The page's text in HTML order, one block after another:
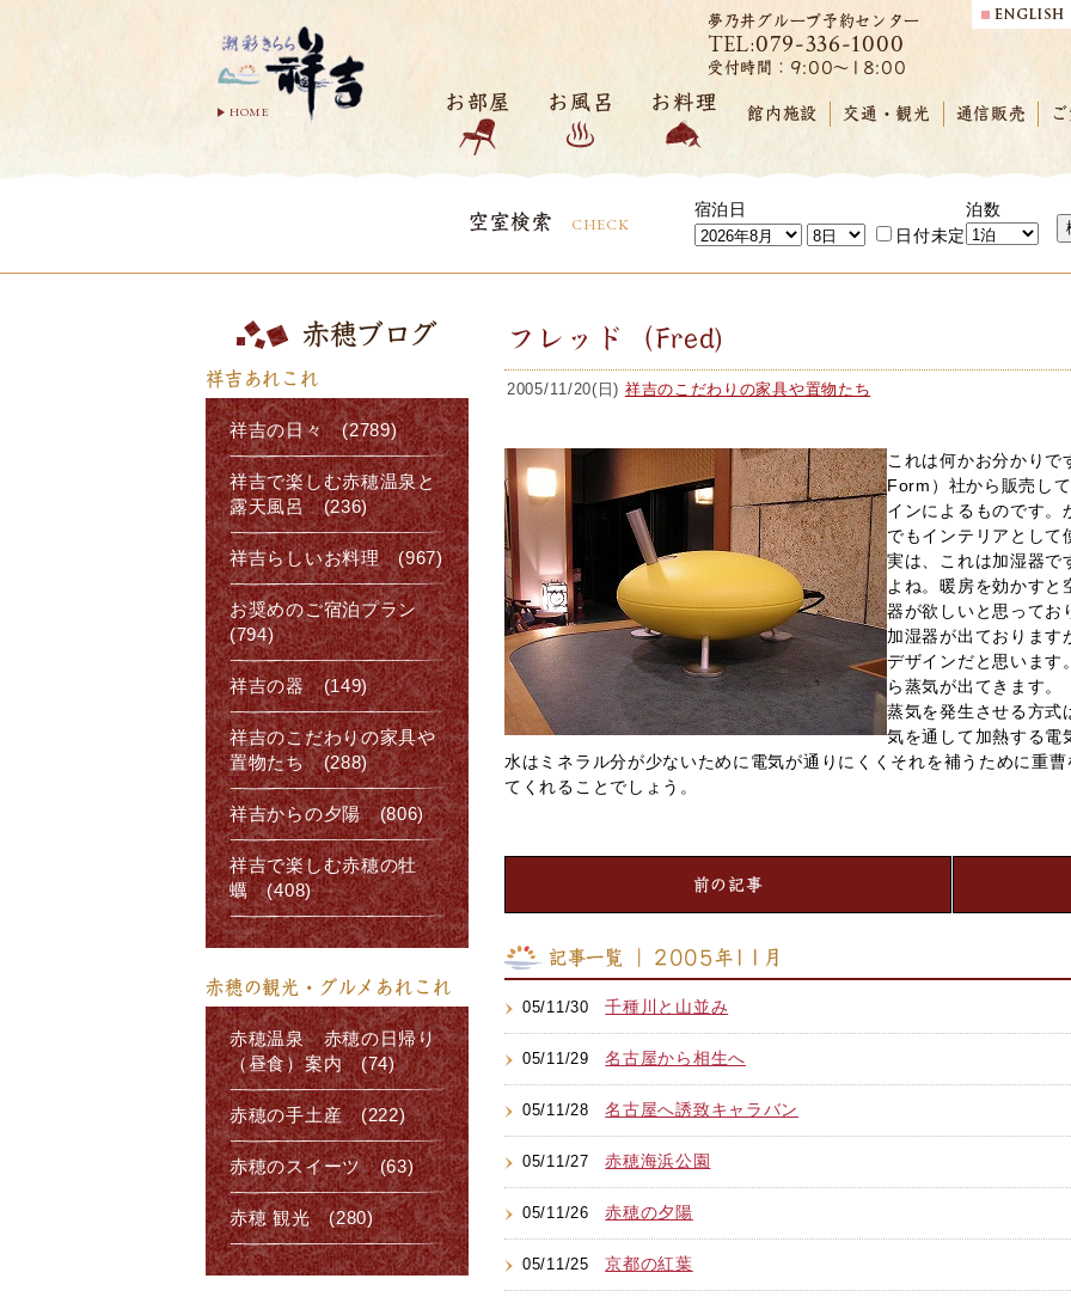
HOME
夢乃井グループ予約センター
TEL:079-336-1000
受付時間：9:00～18:00
お部屋 お風呂 お料理
館内施設 交通・観光 通信販売
空室検索 CHECK
宿泊日
日付未定
泊数
フレッド（Fred)
2005/11/20(日) 祥吉のこだわりの家具や置物たち
これは何かお分かり
Form）社から販売し
インによるものです。
でもインテリアとして
実は、これは加湿器で
よね。暖房を効かす
器が欲しいと思ってお
加湿器が出ておりま
デザインだと思います
ら蒸気が出てきます。
蒸気を発生させる方式
気を通して加熱する電
水はミネラル分が少ないために電気が通りにくくそれを補うために重
てくれることでしょう。
前の記事
記事一覧 ｜ 2005年11月
05/11/30千種川と山並み
05/11/29名古屋から相生へ
05/11/28名古屋へ誘致キャラバン
05/11/27赤穂海浜公園
05/11/26赤穂の夕陽
05/11/25京都の紅葉
赤穂ブログ
祥吉あれこれ
祥吉の日々 (2789)
祥吉で楽しむ赤穂温泉と
露天風呂 (236)
祥吉らしいお料理 (967)
お奨めのご宿泊プラン
(794)
祥吉の器 (149)
祥吉のこだわりの家具や
置物たち (288)
祥吉からの夕陽 (806)
祥吉で楽しむ赤穂の牡
蠣 (408)
赤穂の観光・グルメあれこれ
赤穂温泉 赤穂の日帰り
（昼食）案内 (74)
赤穂の手土産 (222)
赤穂のスイーツ (63)
赤穂 観光 (280)